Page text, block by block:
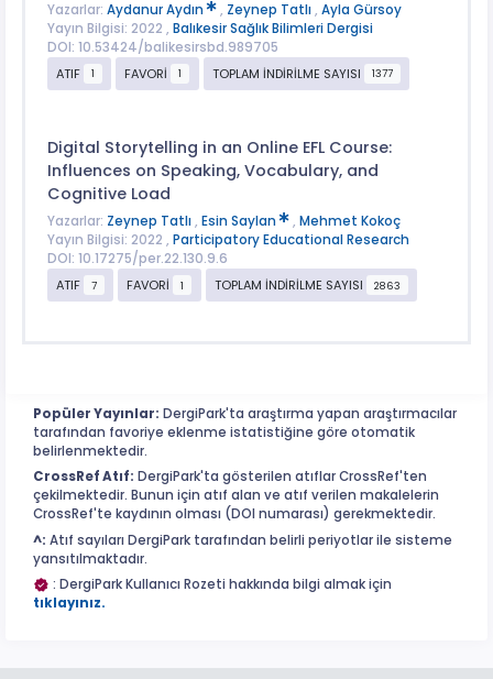
Yazarlar: Aydanur Aydın , Zeynep Tatlı , Ayla Gürsoy
Yayın Bilgisi: 2022 , Balıkesir Sağlık Bilimleri Dergisi
DOI: 10.53424/balikesirsbd.989705
ATIF
1 FAVORİ 1 TOPLAM İNDİRİLME SAYISI 1377
Digital Storytelling in an Online EFL Course:
Influences on Speaking, Vocabulary, and
Cognitive Load
Yazarlar: Zeynep Tatlı , Esin Saylan , Mehmet Kokoç
Yayın Bilgisi: 2022 , Participatory Educational Research
DOI: 10.17275/per.22.130.9.6
ATIF
7 FAVORİ 1 TOPLAM İNDİRİLME SAYISI 2863
Popüler Yayınlar: DergiPark'ta araştırma yapan araştırmacılar
tarafından favoriye eklenme istatistiğine göre otomatik
belirlenmektedir.
CrossRef Atıf: DergiPark'ta gösterilen atıflar CrossRef'ten
çekilmektedir. Bunun için atıf alan ve atıf verilen makalelerin
CrossRef'te kaydının olması (DOI numarası) gerekmektedir.
^: Atıf sayıları DergiPark tarafından belirli periyotlar ile sisteme
yansıtılmaktadır.
: DergiPark Kullanıcı Rozeti hakkında bilgi almak için
tıklayınız.